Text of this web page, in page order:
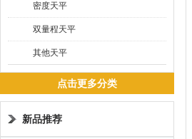
密度天平
双量程天平
其他天平
点击更多分类
新品推荐